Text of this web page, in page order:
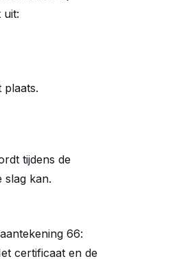
uit:
plaats.
tijdens de
slag kan.
66:
certificaat en de